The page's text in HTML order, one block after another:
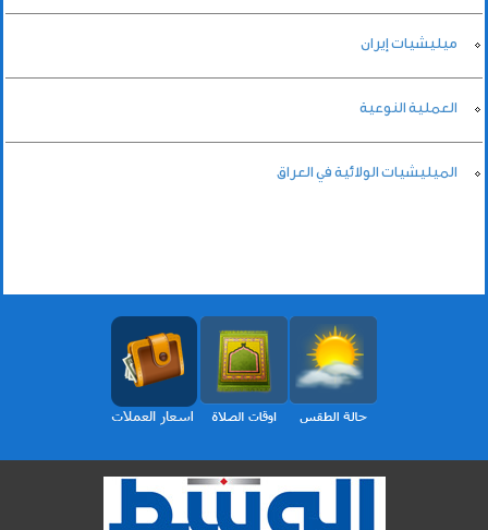
ميليشيات إيران
العملية النوعية
الميليشيات الولائية في العراق